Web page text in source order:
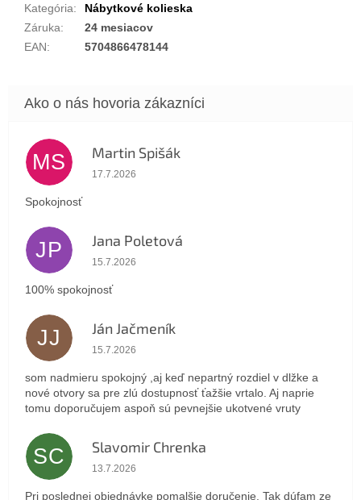
Kategória:
Nábytkové kolieska
Záruka:
24 mesiacov
EAN: 5704866478144
MS Martin Spišák
Hodnotenie obchodu je 5 z 5 hviezdičiek.
17.7.2026
Spokojnosť
JP Jana Poletová
Hodnotenie obchodu je 5 z 5 hviezdičiek.
15.7.2026
100% spokojnosť
JJ Ján Jačmeník
Hodnotenie obchodu je 5 z 5 hviezdičiek.
15.7.2026
som nadmieru spokojný ,aj keď nepartný rozdiel v dlžke a
nové otvory sa pre zlú dostupnosť ťažšie vrtalo. Aj naprie
tomu doporučujem aspoň sú pevnejšie ukotvené vruty
SC Slavomir Chrenka
Hodnotenie obchodu je 5 z 5 hviezdičiek.
13.7.2026
Pri poslednej objednávke pomalšie doručenie. Tak dúfam ze